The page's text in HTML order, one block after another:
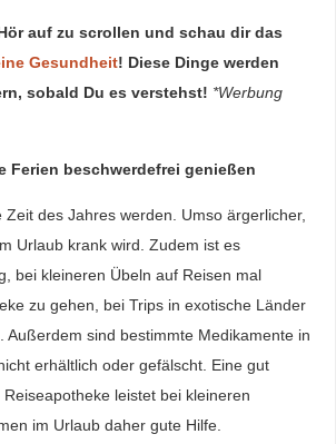
auf zu scrollen und schau dir das
Gesundheit! Diese Dinge werden
sobald Du es verstehst! *Werbung
Ferien beschwerdefrei genießen
Zeit des Jahres werden. Umso ärgerlicher,
Urlaub krank wird. Zudem ist es
bei kleineren Übeln auf Reisen mal
zu gehen, bei Trips in exotische Länder
Außerdem sind bestimmte Medikamente in
erhältlich oder gefälscht. Eine gut
leistet bei kleineren
im Urlaub daher gute Hilfe.